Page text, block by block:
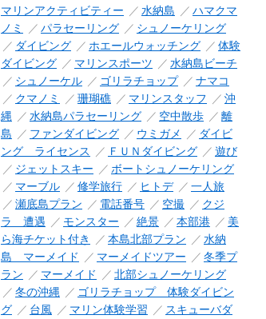
マリンアクティビティー 水納島
ハマクマ
ノミ
パラセーリング
シュノーケリング
ダイビング
ホエールウォッチング
体験
ダイビング
マリンスポーツ
水納島ビーチ
シュノーケル
ゴリラチョップ
ナマコ
クマノミ
珊瑚礁 マリンスタッフ
沖
縄
水納島パラセーリング 空中散歩
離
島
ファンダイビング ウミガメ
ダイビ
ング ライセンス
ＦＵＮダイビング
遊び
ジェットスキー
ボートシュノーケリング
マーブル
修学旅行 ヒトデ
一人旅
瀬底島プラン
電話番号 空撮
クジ
ラ 遭遇
モンスター 絶景 本部港
美
ら海チケット付き
本島北部プラン
水納
島 マーメイド
マーメイドツアー
冬季プ
ラン
マーメイド
北部シュノーケリング
冬の沖縄
ゴリラチョップ 体験ダイビン
グ
台風 マリン体験学習
スキューバダ